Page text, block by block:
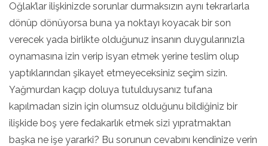
Oğlak’lar ilişkinizde sorunlar durmaksızın aynı tekrarlarla
dönüp dönüyorsa buna ya noktayı koyacak bir son
verecek yada birlikte olduğunuz insanın duygularınızla
oynamasına izin verip isyan etmek yerine teslim olup
yaptıklarından şikayet etmeyeceksiniz seçim sizin.
Yağmurdan kaçıp doluya tutulduysanız tufana
kapılmadan sizin için olumsuz olduğunu bildiğiniz bir
ilişkide boş yere fedakarlık etmek sizi yıpratmaktan
başka ne işe yararki? Bu sorunun cevabını kendinize verin